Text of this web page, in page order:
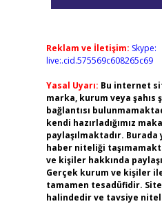
Reklam ve İletişim: Skype:
live:.cid.575569c608265c69
Yasal Uyarı: Bu internet
marka, kurum veya
bağlantısı
kendi hazırladığımız
paylaşılmaktadır.
haber niteliği
ve kişiler hakkında
Gerçek kurum ve kişiler
tamamen tesadüfidir.
halindedir ve tavsiye